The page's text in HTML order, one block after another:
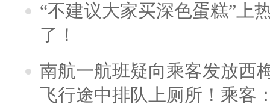
“不建议大家买深色蛋糕”上
了！
南航一航班疑向乘客发放西
飞行途中排队上厕所！乘客